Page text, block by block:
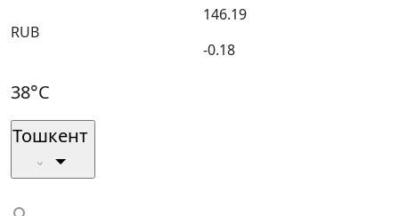
RUB
146.19
-0.18
38°C
Тошкент